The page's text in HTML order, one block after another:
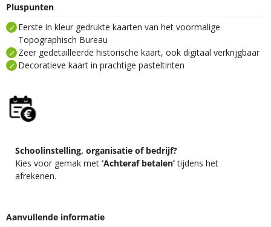
Pluspunten
Eerste in kleur gedrukte kaarten van het voormalige
Topographisch Bureau
Zeer gedetailleerde historische kaart, ook digitaal verkrijgbaar
Decoratieve kaart in prachtige pasteltinten
Schoolinstelling, organisatie of bedrijf?
Kies voor gemak met ‘Achteraf betalen’tijdens het
afrekenen.
Aanvullende informatie